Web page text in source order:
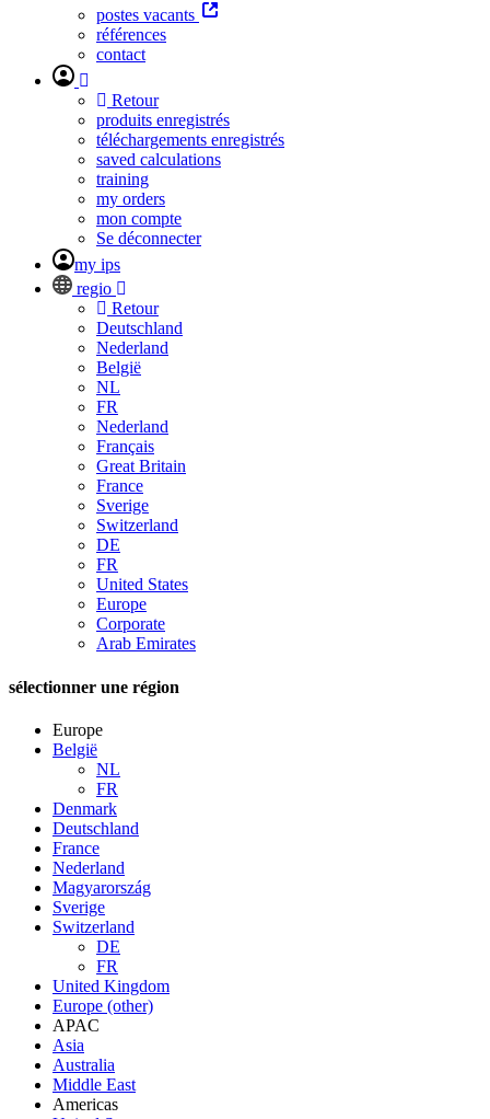
postes vacants
références
contact
Retour
produits enregistrés
téléchargements enregistrés
saved calculations
training
my orders
mon compte
Se déconnecter
my ips
regio
Retour
Deutschland
Nederland
België
NL
FR
Nederland
Français
Great Britain
France
Sverige
Switzerland
DE
FR
United States
Europe
Corporate
Arab Emirates
sélectionner une région
Europe
België
NL
FR
Denmark
Deutschland
France
Nederland
Magyarország
Sverige
Switzerland
DE
FR
United Kingdom
Europe (other)
APAC
Asia
Australia
Middle East
Americas